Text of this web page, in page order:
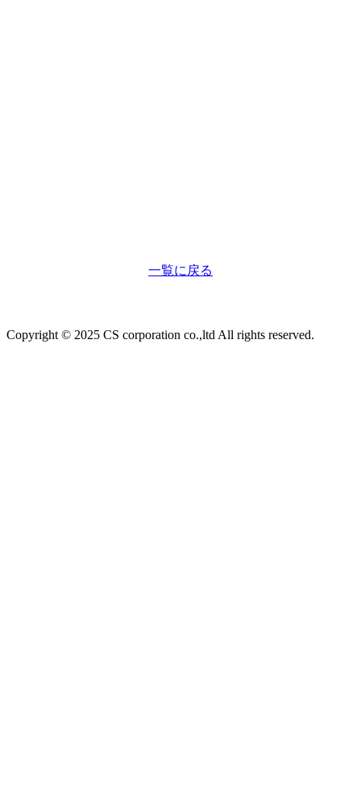
一覧に戻る
Copyright © 2025 CS corporation co.,ltd All rights reserved.